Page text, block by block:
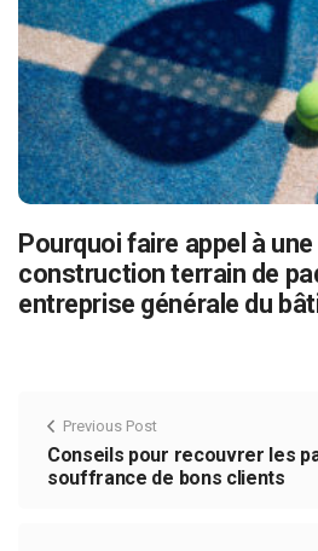
Pourquoi faire appel à
construction terrain de
entreprise générale du
Previous Post
Conseils pour recouvrer les
souffrance de bons clients